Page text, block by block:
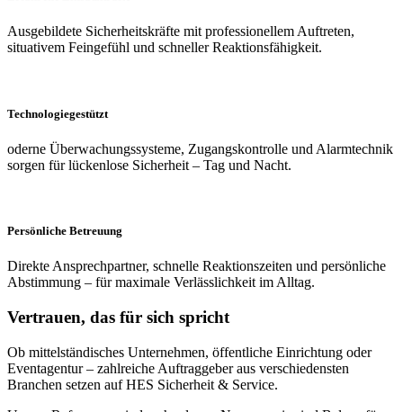
Ausgebildete Sicherheitskräfte mit professionellem Auftreten,
situativem Feingefühl und schneller Reaktionsfähigkeit.
Technologiegestützt
oderne Überwachungssysteme, Zugangskontrolle und Alarmtechnik
sorgen für lückenlose Sicherheit – Tag und Nacht.
Persönliche Betreuung
Direkte Ansprechpartner, schnelle Reaktionszeiten und persönliche
Abstimmung – für maximale Verlässlichkeit im Alltag.
Vertrauen, das für sich spricht
Ob mittelständisches Unternehmen, öffentliche Einrichtung oder
Eventagentur – zahlreiche Auftraggeber aus verschiedensten
Branchen setzen auf HES Sicherheit & Service.